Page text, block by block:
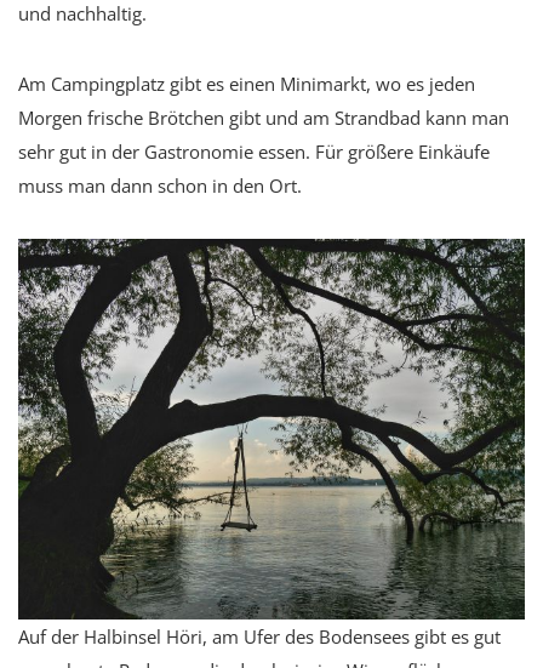
und nachhaltig.
Am Campingplatz gibt es einen Minimarkt, wo es jeden
Morgen frische Brötchen gibt und am Strandbad kann man
sehr gut in der Gastronomie essen. Für größere Einkäufe
muss man dann schon in den Ort.
Auf der Halbinsel Höri, am Ufer des Bodensees gibt es gut